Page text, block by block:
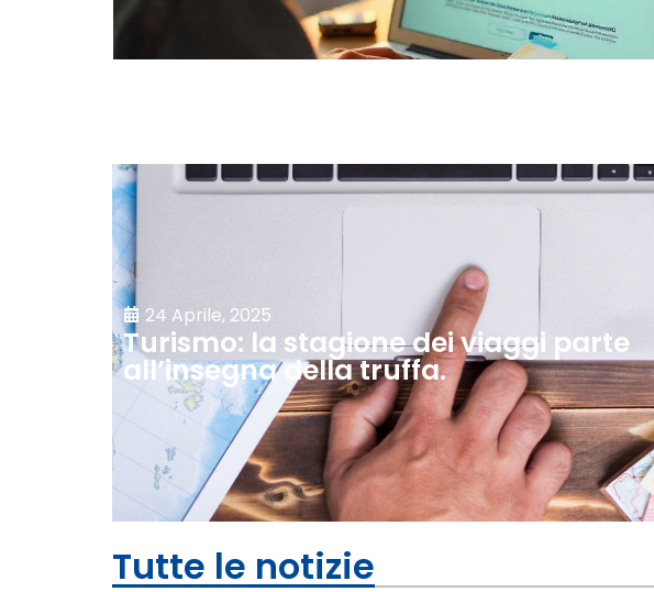
24 Aprile, 2025
Turismo: la stagione dei viaggi parte
all’insegna della truffa.
Tutte le notizie